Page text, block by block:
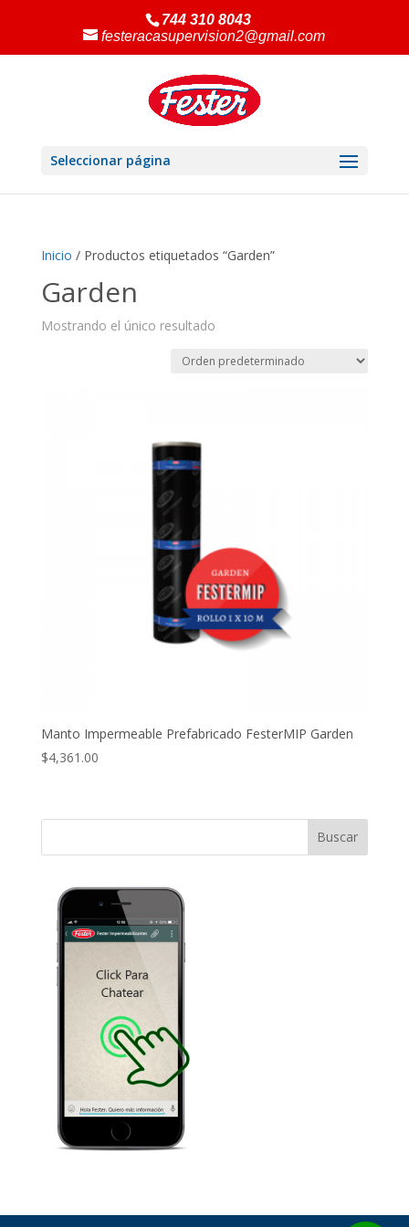
744 310 8043
festeracasupervision2@gmail.com
Seleccionar página
Inicio / Productos etiquetados “Garden”
Garden
Mostrando el único resultado
Manto Impermeable Prefabricado FesterMIP Garden
$4,361.00